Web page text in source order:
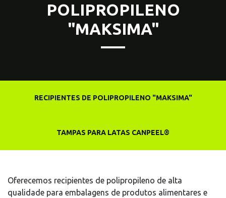
POLIPROPILENO
"MAKSIMA"
RECIPIENTES DE POLIPROPILENO "MAKSIMA"
TAMPAS PARA LATAS CANPEEL®
Oferecemos recipientes de polipropileno de alta
qualidade para embalagens de produtos alimentares e